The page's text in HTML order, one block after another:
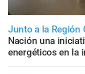
Junto a la Región
Nación una
energéticos en la